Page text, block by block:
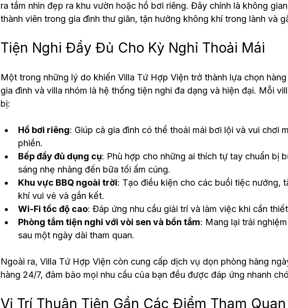
ra tầm nhìn đẹp ra khu vườn hoặc hồ bơi riêng. Đây chính là không
thành viên trong gia đình thư giãn, tận hưởng không khí trong lành và
Tiện Nghi Đầy Đủ Cho Kỳ Nghỉ Thoải Mái
Một trong những lý do khiến Villa Tứ Hợp Viện trở thành lựa chọn
gia đình và villa nhóm là hệ thống tiện nghi đa dạng và hiện đại. Mỗi
bị:
Hồ bơi riêng: Giúp cả gia đình có thể thoải mái bơi lội và vui chơi
phiền.
Bếp đầy đủ dụng cụ: Phù hợp cho những ai thích tự tay chuẩn bị
sáng nhẹ nhàng đến bữa tối ấm cúng.
Khu vực BBQ ngoài trời: Tạo điều kiện cho các buổi tiệc nướng,
khí vui vẻ và gắn kết.
Wi-Fi tốc độ cao: Đáp ứng nhu cầu giải trí và làm việc khi cần
Phòng tắm tiện nghi với vòi sen và bồn tắm: Mang lại trải
sau một ngày dài tham quan.
Ngoài ra, Villa Tứ Hợp Viện còn cung cấp dịch vụ dọn phòng hàng
hàng 24/7, đảm bảo mọi nhu cầu của bạn đều được đáp ứng nhanh
Vị Trí Thuận Tiện Gần Các Điểm Tham Quan